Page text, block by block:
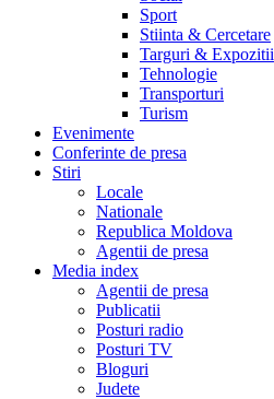
Sport
Stiinta & Cercetare
Targuri & Expozitii
Tehnologie
Transporturi
Turism
Evenimente
Conferinte de presa
Stiri
Locale
Nationale
Republica Moldova
Agentii de presa
Media index
Agentii de presa
Publicatii
Posturi radio
Posturi TV
Bloguri
Judete